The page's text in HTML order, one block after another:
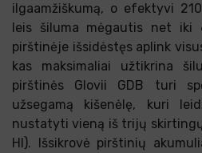
ilgaamžiškumą, o efektyvi
leis šiluma mėgautis net iki
pirštinėje išsidėstęs aplink
kas maksimaliai užtikrina
pirštinės Glovii GDB turi
užsegamą kišenėlę, kuri
nustatyti vieną iš trijų skirtingų
HI). Išsikrovė pirštinių